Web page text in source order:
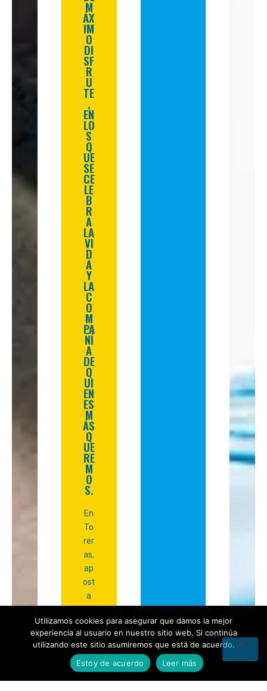
M
ÁX
IM
O
DI
SF
R
U
TE
,
EN
LO
S
Q
UE
SE
CE
LE
B
R
A
LA
VI
D
A
Y
LA
C
O
M
PA
ÑÍ
A
DE
Q
UI
EN
ES
M
ÁS
Q
UE
RE
M
O
S.
En
To
rer
as,
ap
ost
a
os
po
cre
Utilizamos cookies para asegurar que damos la mejor
experiencia al usuario en nuestro sitio web. Si continúa
utilizando este sitio asumiremos que está de acuerdo.
Estoy de acuerdo
Leer más